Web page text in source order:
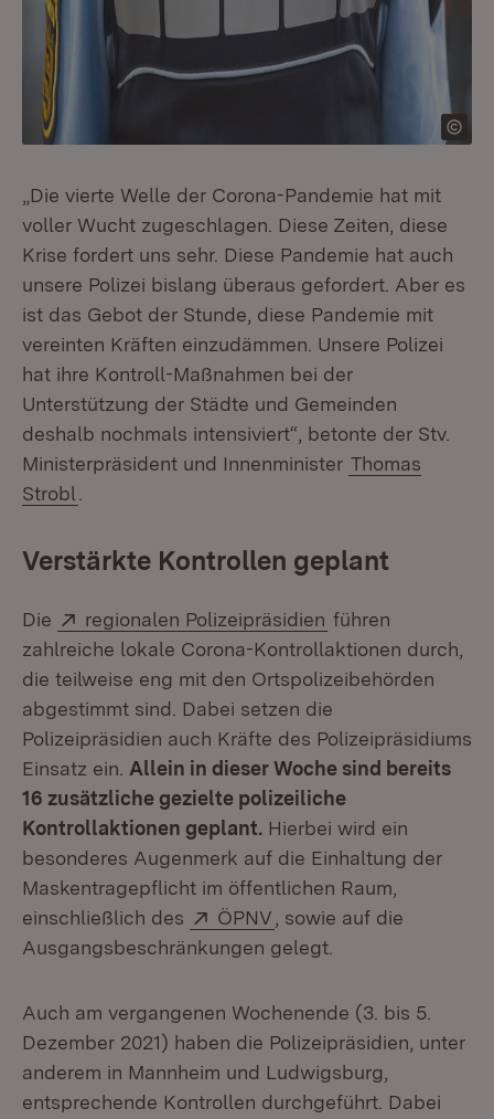
„Die vierte Welle der Corona-Pandemie hat mit
voller Wucht zugeschlagen. Diese Zeiten, diese
Krise fordert uns sehr. Diese Pandemie hat auch
unsere Polizei bislang überaus gefordert. Aber es
ist das Gebot der Stunde, diese Pandemie mit
vereinten Kräften einzudämmen. Unsere Polizei
hat ihre Kontroll-Maßnahmen bei der
Unterstützung der Städte und Gemeinden
deshalb nochmals intensiviert“, betonte der Stv.
Ministerpräsident und Innenminister Thomas
Strobl
Verstärkte Kontrollen geplant
Die Extern:
regionalen Polizeipräsidien (Öffnet in neuem
führen
zahlreiche lokale Corona-Kontrollaktionen durch,
die teilweise eng mit den Ortspolizeibehörden
abgestimmt sind. Dabei setzen die
Polizeipräsidien auch Kräfte des Polizeipräsidiums
Einsatz ein. Allein in dieser Woche sind bereits
16 zusätzliche gezielte polizeiliche
Kontrollaktionen geplant. Hierbei wird ein
besonderes Augenmerk auf die Einhaltung der
Maskentragepflicht im öffentlichen Raum,
einschließlich des
Extern:
ÖPNV (Öffnet in neuem
, sowie auf die
Ausgangsbeschränkungen gelegt.
Auch am vergangenen Wochenende (3. bis 5.
Dezember 2021) haben die Polizeipräsidien, unter
anderem in Mannheim und Ludwigsburg,
entsprechende Kontrollen durchgeführt. Dabei